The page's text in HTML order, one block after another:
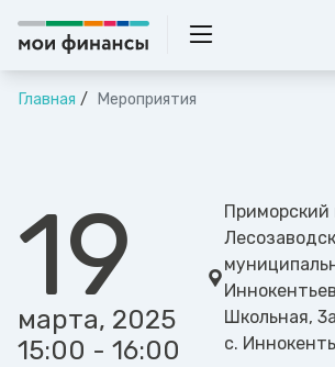
Главная Мероприятия
19
марта, 2025
15:00 - 16:00
Приморский
Школьная,
с.